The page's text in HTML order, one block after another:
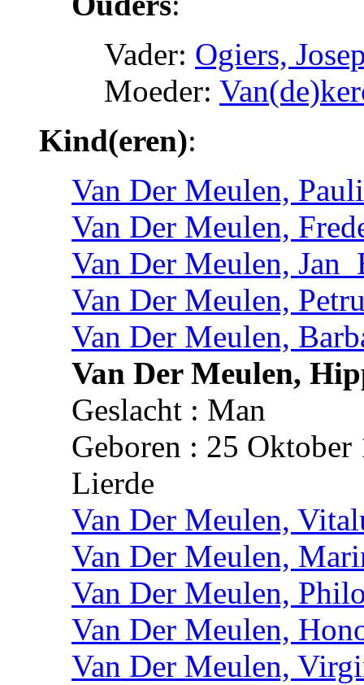
Vader: Ogiers,
Moeder:
Kind(eren):
Van Der Meulen,
Van Der Meulen,
Van Der Meulen,
Van Der Meulen,
Van Der Meulen,
Van Der Meulen,
Geslacht : Man
Geboren : 25
Lierde
Van Der Meulen,
Van Der Meulen,
Van Der Meulen,
Van Der Meulen,
Van Der Meulen,